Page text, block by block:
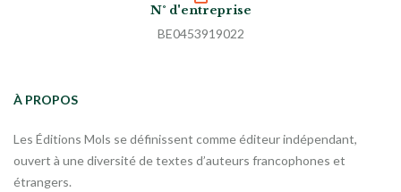
N° d'entreprise
BE0453919022
À PROPOS
Les Éditions Mols se définissent comme éditeur indépendant,
ouvert à une diversité de textes d’auteurs francophones et
étrangers.